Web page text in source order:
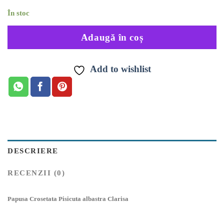
În stoc
Adaugă în coș
Add to wishlist
DESCRIERE
RECENZII (0)
Papusa Crosetata Pisicuta albastra Clarisa